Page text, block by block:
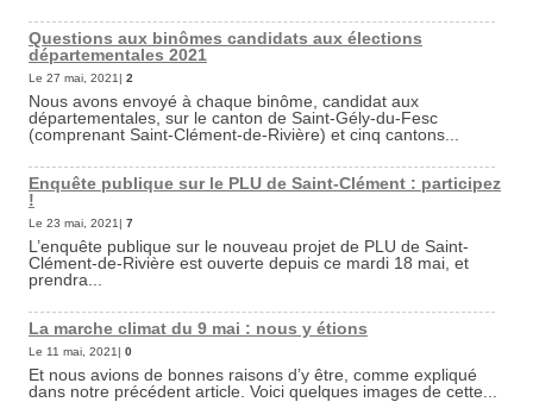
Questions aux binômes candidats aux élections
départementales 2021
Le 27 mai, 2021| 2
Nous avons envoyé à chaque binôme, candidat aux
départementales, sur le canton de Saint-Gély-du-Fesc
(comprenant Saint-Clément-de-Rivière) et cinq cantons...
Enquête publique sur le PLU de Saint-Clément : participez
!
Le 23 mai, 2021| 7
L’enquête publique sur le nouveau projet de PLU de Saint-
Clément-de-Rivière est ouverte depuis ce mardi 18 mai, et
prendra...
La marche climat du 9 mai : nous y étions
Le 11 mai, 2021| 0
Et nous avions de bonnes raisons d’y être, comme expliqué
dans notre précédent article. Voici quelques images de cette...